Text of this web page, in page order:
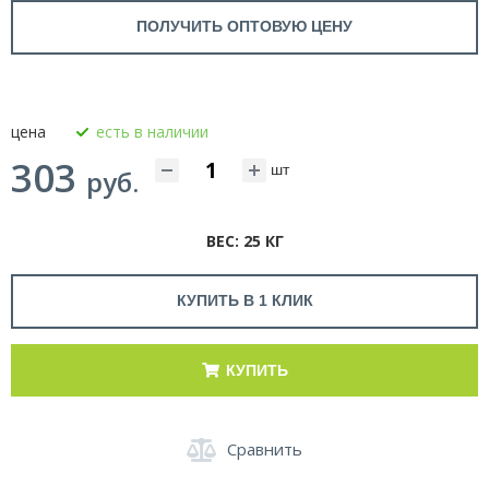
ПОЛУЧИТЬ ОПТОВУЮ ЦЕНУ
цена есть в наличии
303 руб. шт
ВЕС: 25 КГ
КУПИТЬ В 1 КЛИК
КУПИТЬ
Сравнить